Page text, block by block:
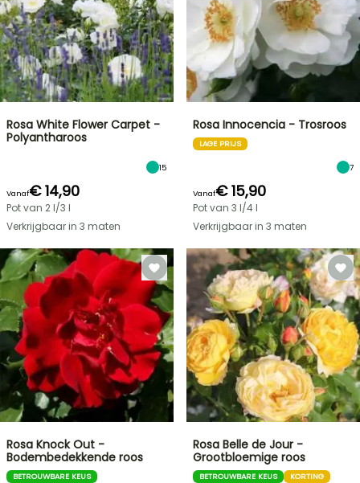
Rosa White Flower Carpet -
Polyantharoos
15
Vanaf€ 14,90
Pot van 2 l/3 l
Verkrijgbaar in 3 maten
Rosa Innocencia - Trosroos
LAGE PRIJS
7
Vanaf€ 15,90
Pot van 3 l/4 l
Verkrijgbaar in 3 maten
Rosa Knock Out -
Bodembedekkende roos
BETROUWBARE KEUS
Rosa Belle de Jour -
Grootbloemige roos
BETROUWBARE KEUS KORTING